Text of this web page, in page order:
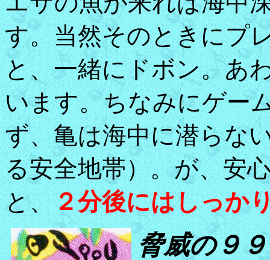
す。当然そのときにプ
と、一緒にドボン。あ
います。ちなみにゲー
ず、亀は海中に潜らな
る安全地帯）。が、安
と、２分後にはしっか
脅威の９